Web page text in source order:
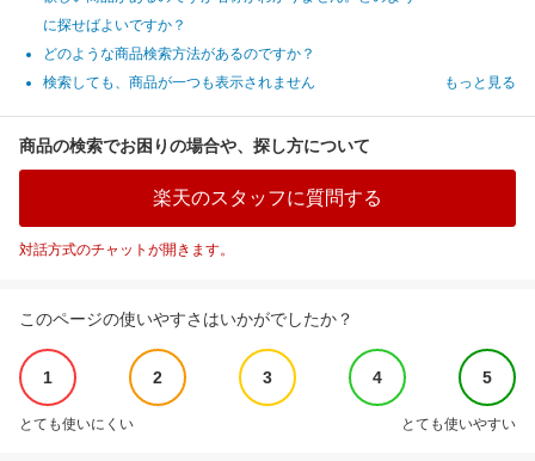
に探せばよいですか？
どのような商品検索方法があるのですか？
検索しても、商品が一つも表示されません
もっと見る
商品の検索でお困りの場合や、探し方について
楽天のスタッフに質問する
対話方式のチャットが開きます。
このページの使いやすさはいかがでしたか？
1 2 3 4 5
とても使いにくい とても使いやすい